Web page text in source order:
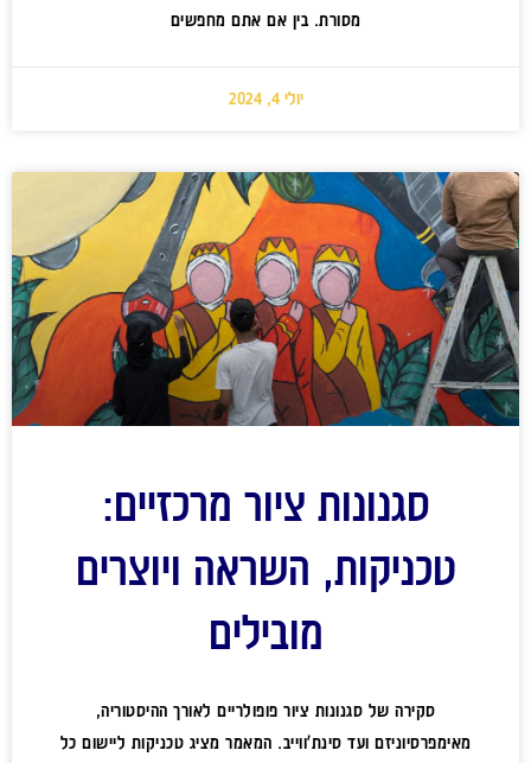
מסורת. בין אם אתם מחפשים
יולי 4, 2024
סגנונות ציור מרכזיים:
טכניקות, השראה ויוצרים
מובילים
סקירה של סגנונות ציור פופולריים לאורך ההיסטוריה,
מאימפרסיוניזם ועד סינת'ווייב. המאמר מציג טכניקות ליישום כל